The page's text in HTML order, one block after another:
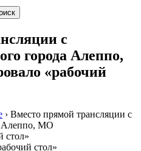
с
города Алеппо,
«рабочий
› Вместо прямой трансляции с
Алеппо, МО
стол»